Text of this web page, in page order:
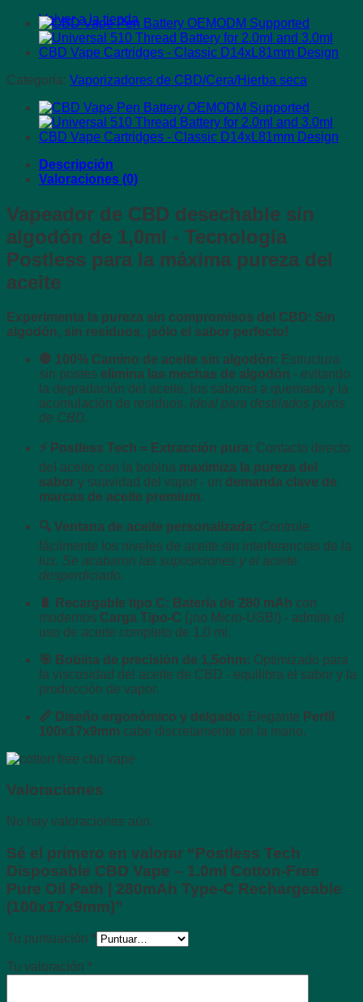
Volver a la tienda
Categoría: Vaporizadores de CBD/Cera/Hierba seca
Descripción
Valoraciones (0)
Vapeador de CBD desechable sin
algodón de 1,0ml - Tecnología
Postless para la máxima pureza del
aceite
Experimenta la pureza sin compromisos del CBD: Sin
algodón, sin residuos, ¡sólo el sabor perfecto!
🛑 100% Camino de aceite sin algodón: Estructura
sin postes elimina las mechas de algodón - evitando
la degradación del aceite, los sabores a quemado y la
acumulación de residuos. Ideal para destilados puros
de CBD.
⚡ Postless Tech = Extracción pura: Contacto directo
del aceite con la bobina maximiza la pureza del
sabor y suavidad del vapor - un demanda clave de
marcas de aceite premium.
🔍 Ventana de aceite personalizada: Controle
fácilmente los niveles de aceite sin interferencias de la
luz. Se acabaron las suposiciones y el aceite
desperdiciado.
🔋 Recargable tipo C: Batería de 280 mAh con
modernos Carga Tipo-C (¡no Micro-USB!) - admite el
uso de aceite completo de 1,0 ml.
🎯 Bobina de precisión de 1,5ohm: Optimizado para
la viscosidad del aceite de CBD - equilibra el sabor y la
producción de vapor.
📏 Diseño ergonómico y delgado: Elegante Perfil
100x17x9mm cabe discretamente en la mano.
Valoraciones
No hay valoraciones aún.
Sé el primero en valorar “Postless Tech
Disposable CBD Vape – 1.0ml Cotton-Free
Pure Oil Path | 280mAh Type-C Rechargeable
(100x17x9mm)”
Tu puntuación *
Tu valoración *